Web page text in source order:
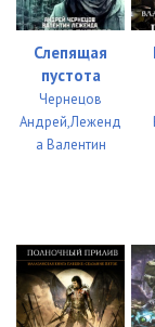
Слепящая
пустота
Чернецов
Андрей,Леженд
а Валентин